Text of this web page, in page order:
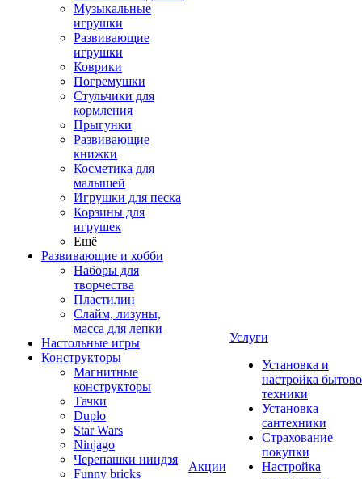
Музыкальные
игрушки
Развивающие
игрушки
Коврики
Погремушки
Стульчики для
кормления
Прыгунки
Развивающие
книжки
Косметика для
малышей
Игрушки для песка
Корзины для
игрушек
Ещё
Развивающие и хобби
Наборы для
творчества
Пластилин
Слайм, лизуны,
масса для лепки
Настольные игры
Конструкторы
Магнитные
конструкторы
Тачки
Duplo
Star Wars
Ninjago
Черепашки ниндзя
Funny bricks
Акции
Услуги
Установка и
настройка
техники
Установка
сантехники
Страхование
покупки
Настройка